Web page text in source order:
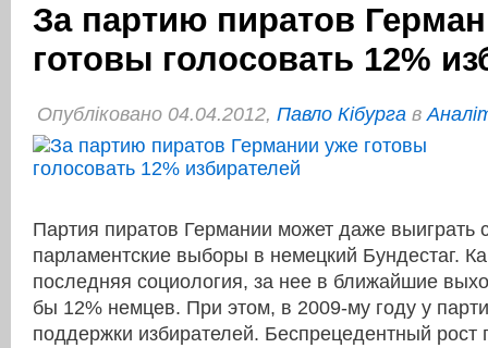
За партию пиратов
готовы голосовать 12%
Опубліковано 04.04.2012, Павло Кібурга в
Партия пиратов Германии может даже
парламентские выборы в немецкий Бундестаг.
последняя социология, за нее в ближайшие
бы 12% немцев. При этом, в 2009-му году у
поддержки избирателей. Беспрецедентный